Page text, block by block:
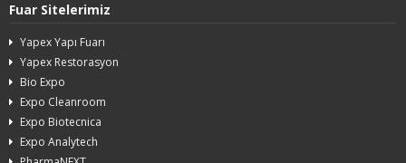
Fuar Sitelerimiz
Yapex Yapı Fuarı
Yapex Restorasyon
Bio Expo
Expo Cleanroom
Expo Biotecnica
Expo Analytech